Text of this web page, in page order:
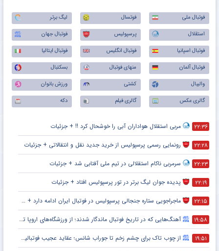
فوتبال ملی فوتسال
لیگ برتر
استقلال
پرسپولیس
فوتبال جهان
فوتبال اسپانیا
فوتبال انگلیس
فوتبال ایتالیا
فوتبال آلمان
منهای فوتبال
بسکتبال
والیبال
کشتی
ورزش بانوان
گالری عکس
گالری فیلم دکه
۲۲:۳۶ مربی استقلال هواداران آبی را خوشحال کرد !! + جزئیات
۲۲:۲۸ رونمایی رسمی پرسپولیس از خرید جدید نقل و انتقالاتی + جزئیات
۲۲:۲۳ سرمربی ناکام استقلالی در تیم ملی آفتابی شد + جزئیات
۲۲:۱۹ پدیده جوان لیگ برتر در تور پرسپولیس افتاد + جزئیات
۲۲:۱۵ ماجراجویی ستاره جنجالی پرسپولیس در فوتبال ایران ادامه دارد + جزئیات
۱۹:۵۸ آهنگ‌هایی که در تاریخ فوتبال ماندگار شدند؛ از ورزشگاه‌های اروپا تا جام جهانی
۱۹:۵۱ از چوب تاک برای چشم زخم تا جوراب شانس؛ عقاید عجیب فوتبالیست‌ها!